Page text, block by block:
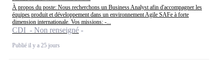
À propos du poste: Nous recherchons un Business Analyst afin d'accompagner les
équipes produit et développement dans un environnement Agile SAFe à forte
dimension internationale. Vos missions: -...
CDI - Non renseigné
Publié il y a 25 jours